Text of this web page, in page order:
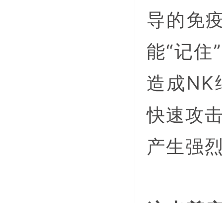
导的免
能“记住
造成NK
快速攻
产生强